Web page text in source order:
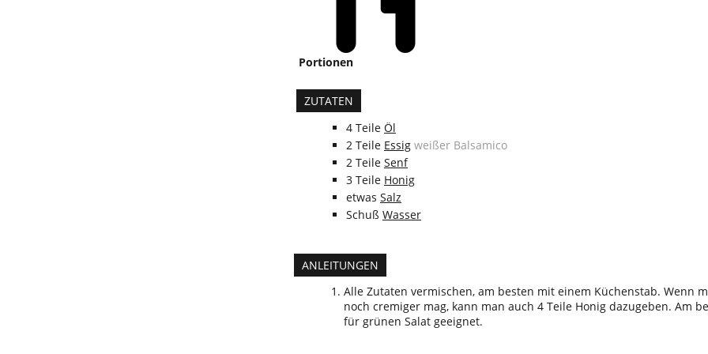
Portionen
ZUTATEN
4 Teile Öl
2 Teile Essig weißer Balsamico
2 Teile Senf
3 Teile Honig
etwas Salz
Schuß Wasser
ANLEITUNGEN
Alle Zutaten vermischen, am besten mit einem Küchenstab. Wenn
noch cremiger mag, kann man auch 4 Teile Honig dazugeben. Am
für grünen Salat geeignet.